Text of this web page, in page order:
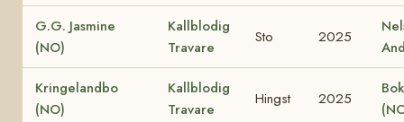
G.G. Jasmine
(NO)
Kallblodig
Travare
Sto 2025
Kringelandbo
(NO)
Kallblodig
Travare
Hingst 2025